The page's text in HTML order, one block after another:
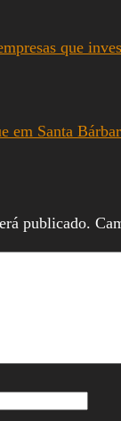
que
em Santa
publicado.